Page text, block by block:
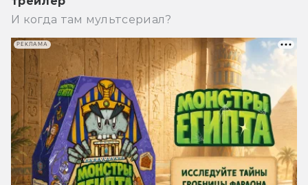
И когда там мультсериал?
РЕКЛАМА